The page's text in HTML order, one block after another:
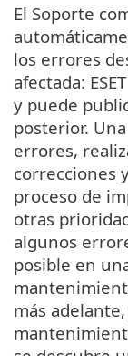
El Soporte
los errores
afectada:
y puede
posterior.
errores,
correcciones
proceso de
otras
algunos
posible en
más